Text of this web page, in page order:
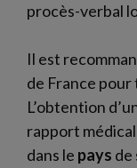
procès-verbal
Il est
de France
L’obtention
rapport
dans le pays de